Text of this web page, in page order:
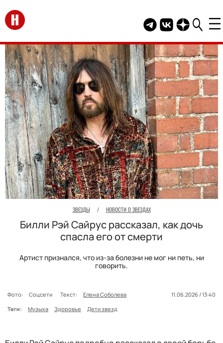
Перейти на главную
Telegram канал
Группа HELLO
Канал
ЗВЕЗДЫ / НОВОСТИ О ЗВЕЗДАХ
Билли Рэй Сайрус рассказал, как дочь
спасла его от смерти
Артист признался, что из-за болезни не мог ни петь, ни
говорить.
Фото: Соцсети Текст: Елена Соболева
11.06.2026 / 13:40
Теги:
Музыка Здоровье Дети звезд